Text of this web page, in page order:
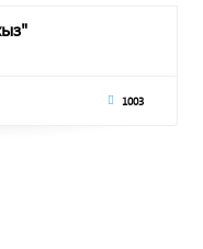
1003